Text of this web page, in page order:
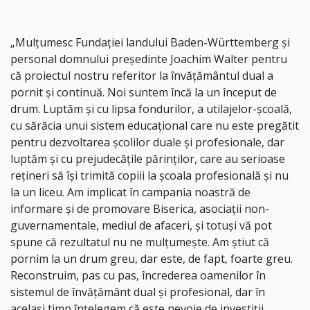
„Mulțumesc Fundației landului Baden-Württemberg și
personal domnului președinte Joachim Walter pentru
că proiectul nostru referitor la învățământul dual a
pornit și continuă. Noi suntem încă la un început de
drum. Luptăm și cu lipsa fondurilor, a utilajelor-școală,
cu sărăcia unui sistem educațional care nu este pregătit
pentru dezvoltarea școlilor duale și profesionale, dar
luptăm și cu prejudecățile părinților, care au serioase
rețineri să își trimită copiii la școala profesională și nu
la un liceu. Am implicat în campania noastră de
informare și de promovare Biserica, asociații non-
guvernamentale, mediul de afaceri, și totuși vă pot
spune că rezultatul nu ne mulțumește. Am știut că
pornim la un drum greu, dar este, de fapt, foarte greu.
Reconstruim, pas cu pas, încrederea oamenilor în
sistemul de învățământ dual și profesional, dar în